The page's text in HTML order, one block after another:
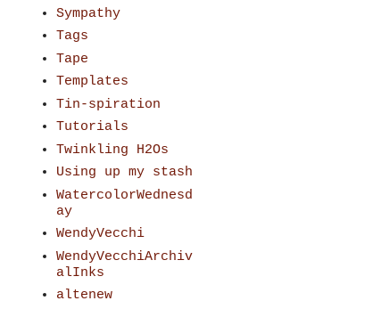
Sympathy
Tags
Tape
Templates
Tin-spiration
Tutorials
Twinkling H2Os
Using up my stash
WatercolorWednesd
ay
WendyVecchi
WendyVecchiArchiv
alInks
altenew